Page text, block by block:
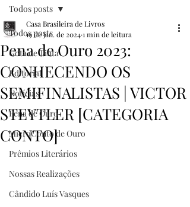
Todos posts
Gota de Tinta
Editorial
Notícias
Pena de Ouro
MicroConto de Ouro
Prêmios Literários
Nossas Realizações
Cândido Luís Vasques
Todos posts
Pena de Ouro 2023:
CONHECENDO OS
SEMIFINALISTAS | VICTOR
STEYTLER [CATEGORIA
CONTO]
Casa Brasileira de Livros
19 de jan. de 20241 min de leitura